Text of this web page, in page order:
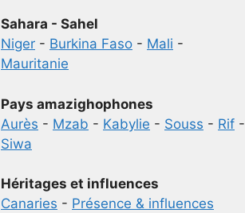
Sahara - Sahel
Niger - Burkina Faso - Mali -
Mauritanie
Pays amazighophones
Aurès - Mzab - Kabylie - Souss - Rif -
Siwa
Héritages et influences
Canaries - Présence & influences